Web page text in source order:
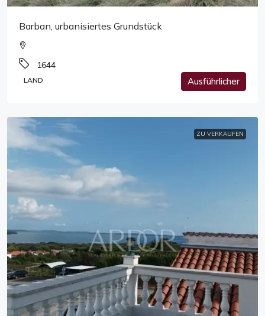
Barban, urbanisiertes Grundstück
1644
LAND Ausführlicher
ZU VERKAUFEN